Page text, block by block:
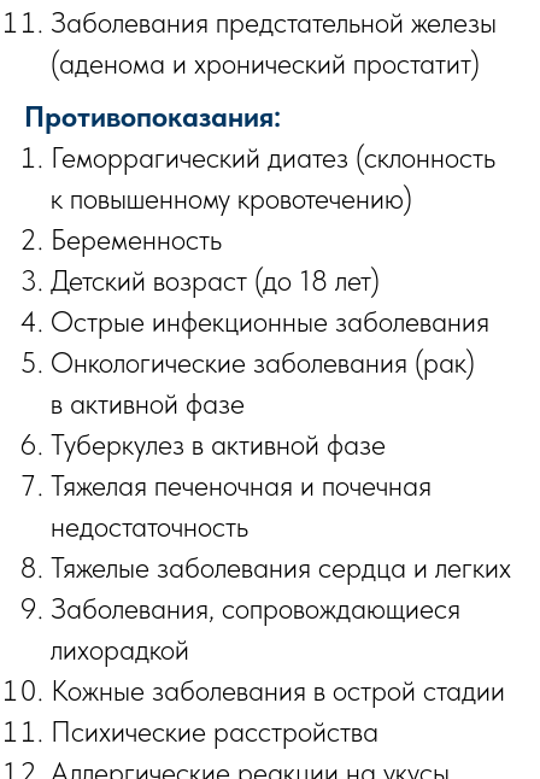
Заболевания предстательной железы
(аденома и хронический простатит)
Противопоказания:
Геморрагический диатез (склонность
к повышенному кровотечению)
Беременность
Детский возраст (до 18 лет)
Острые инфекционные заболевания
Онкологические заболевания (рак)
в активной фазе
Туберкулез в активной фазе
Тяжелая печеночная и почечная
недостаточность
Тяжелые заболевания сердца и легких
Заболевания, сопровождающиеся
лихорадкой
Кожные заболевания в острой стадии
Психические расстройства